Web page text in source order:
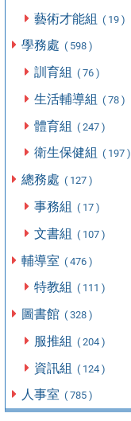
藝術才能組 ( 19 )
學務處 ( 598 )
訓育組 ( 76 )
生活輔導組 ( 78 )
體育組 ( 247 )
衛生保健組 ( 197 )
總務處 ( 127 )
事務組 ( 17 )
文書組 ( 107 )
輔導室 ( 476 )
特教組 ( 111 )
圖書館 ( 328 )
服推組 ( 204 )
資訊組 ( 124 )
人事室 ( 785 )